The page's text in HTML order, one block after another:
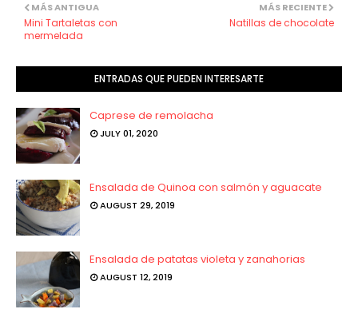
MÁS RECIENTE
Natillas de chocolate
MÁS ANTIGUA
Mini Tartaletas con
mermelada
ENTRADAS QUE PUEDEN INTERESARTE
Caprese de remolacha
JULY 01, 2020
Ensalada de Quinoa con salmón y aguacate
AUGUST 29, 2019
Ensalada de patatas violeta y zanahorias
AUGUST 12, 2019